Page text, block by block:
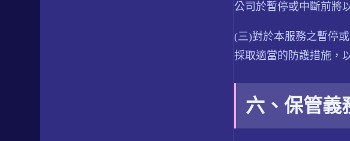
公司於暫停或中斷前將
(三)對於本服務之暫停
採取適當的防護措施，
六、保管義